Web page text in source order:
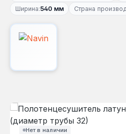
Ширина:540 мм Страна
Нет в наличии
Пропустить галерею